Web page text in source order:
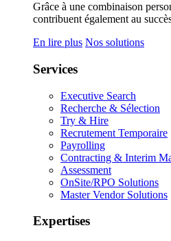
Grâce à une combinaison
contribuent également au
En lire plus Nos solutions
Services
Executive Search
Recherche & Sélection
Try & Hire
Recrutement Temporaire
Payrolling
Contracting & Interim
Assessment
OnSite/RPO Solutions
Master Vendor Solutions
Expertises